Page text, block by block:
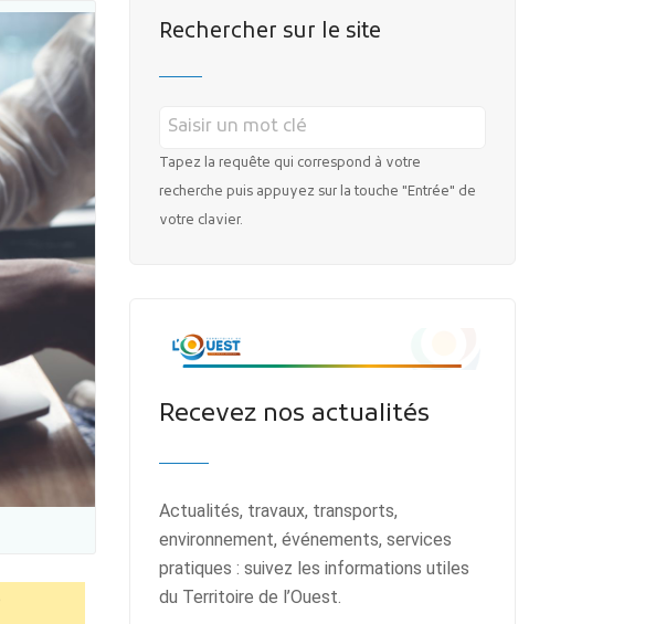
MES DÉMARCHES
Rechercher sur le site
Tapez la requête qui correspond à votre
recherche puis appuyez sur la touche "Entrée" de
votre clavier.
Recevez nos actualités
Actualités, travaux, transports,
environnement, événements, services
pratiques : suivez les informations utiles
du Territoire de l’Ouest.